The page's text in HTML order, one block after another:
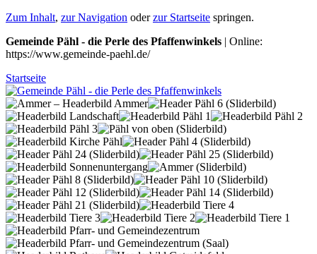
Zum Inhalt, zur Navigation oderzur Startseite springen.
Gemeinde Pähl - die Perle des Pfaffenwinkels | Online:
https://www.gemeinde-paehl.de/
Startseite